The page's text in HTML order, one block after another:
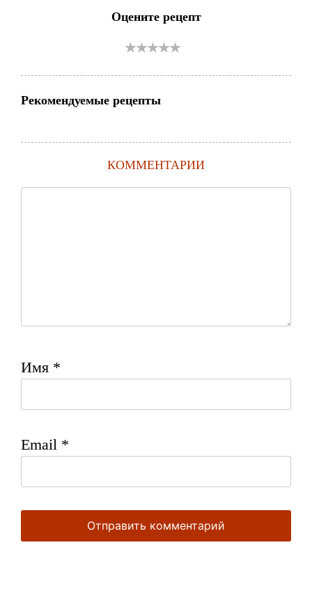
Оцените рецепт
Рекомендуемые рецепты
КОММЕНТАРИИ
Имя *
Email *